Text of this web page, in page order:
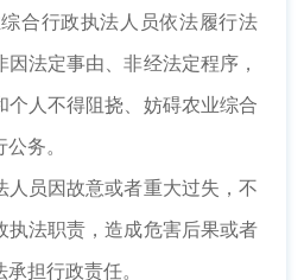
合行政执法人员依法履行法
法定事由、非经法定程序，
个人不得阻挠、妨碍农业综合
务。
人员因故意或者重大过失，不
执法职责，造成危害后果或者
担行政责任。